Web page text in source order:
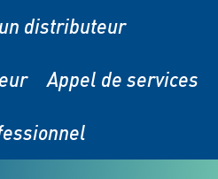
distributeur
Appel de services